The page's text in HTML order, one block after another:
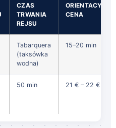
CZAS
TRWANIA
REJSU
ORIENTACYJNA
CENA
Tabarquera
(taksówka
wodna)
15–20 min
50 min 21 € – 22 €